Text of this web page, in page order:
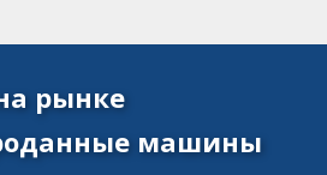
рынке
машины